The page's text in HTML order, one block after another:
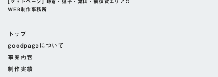
[グッドページ] 鎌倉・逗子・葉山・横須賀エリアの
WEB制作事務所
トップ
goodpageについて
事業内容
制作実績